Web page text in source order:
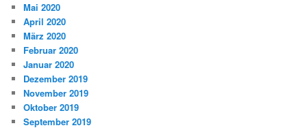
Mai 2020
April 2020
März 2020
Februar 2020
Januar 2020
Dezember 2019
November 2019
Oktober 2019
September 2019